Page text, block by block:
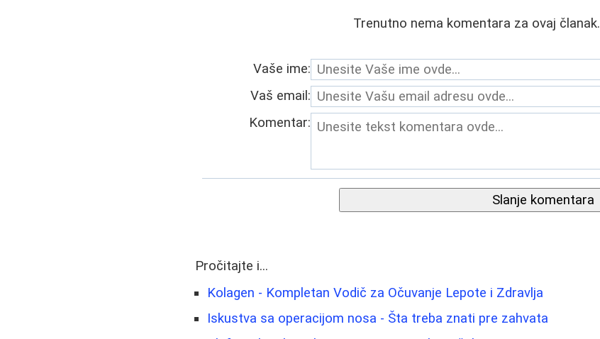
Trenutno nema komentara za ovaj članak.
Vaše ime:
Vaš email:
Komentar:
Slanje komentara
Pročitajte i...
Kolagen - Kompletan Vodič za Očuvanje Lepote i Zdravlja
Iskustva sa operacijom nosa - Šta treba znati pre zahvata